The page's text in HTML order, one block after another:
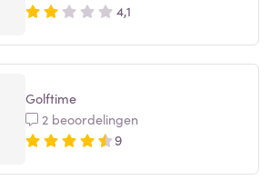
4,1
Golftime
2 beoordelingen
9